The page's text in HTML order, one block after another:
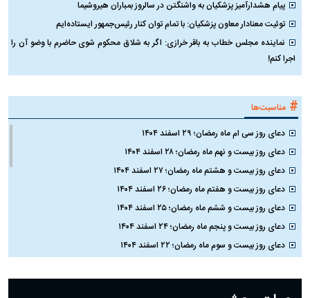
پیام هشدارآمیز پزشکیان به واشنگتن در سالروز بمباران هیروشیما
توئیت معنادار معاون پزشکیان: با تمام توان کنار رئیس‌جمهور ایستاده‌ایم
نماینده مجلس خطاب به باقر خرازی: اگر به شلاق محکوم شوی حاضرم با وضو آن را
اجرا کنم!
# مناسبت‌ها
دعای روز سی ام ماه رمضان؛ ۲۹ اسفند ۱۴۰۴
دعای روز بیست و نهم ماه رمضان؛ ۲۸ اسفند ۱۴۰۴
دعای روز بیست و هشتم ماه رمضان؛ ۲۷ اسفند ۱۴۰۴
دعای روز بیست و هفتم ماه رمضان؛ ۲۶ اسفند ۱۴۰۴
دعای روز بیست و ششم ماه رمضان؛ ۲۵ اسفند ۱۴۰۴
دعای روز بیست و پنجم ماه رمضان؛ ۲۴ اسفند ۱۴۰۴
دعای روز بیست و سوم ماه رمضان؛ ۲۲ اسفند ۱۴۰۴
دعای روز بیستم ماه رمضان؛ ۱۹ اسفند ۱۴۰۴